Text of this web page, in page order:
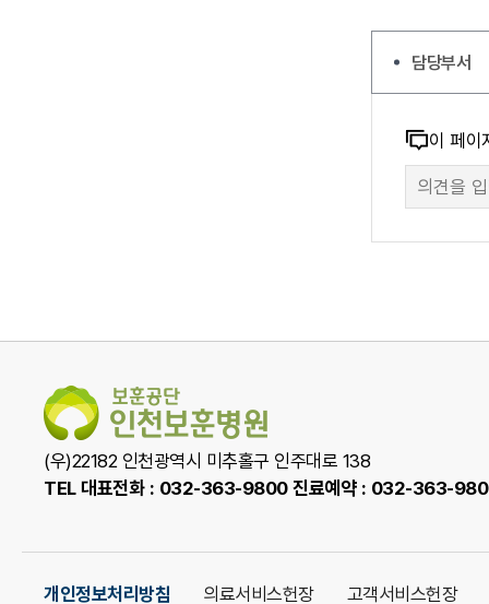
직
원
공
개
용
종
합
담당부서
콘
텐
츠
도
이 페이
만
족
도
폼
(우)22182 인천광역시 미추홀구 인주대로 138
TEL 대표전화 : 032-363-9800 진료예약 : 032-363-
개인정보처리방침 의료서비스헌장 고객서비스헌장